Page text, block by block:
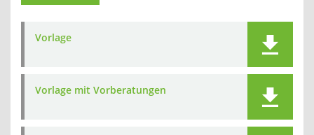
Vorlage
Vorlage mit Vorberatungen